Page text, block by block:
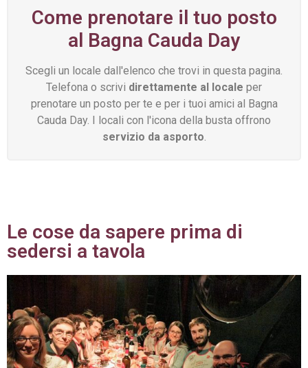
Come prenotare il tuo posto
al Bagna Cauda Day
Scegli un locale dall'elenco che trovi in questa pagina.
Telefona o scrivi direttamente al locale per
prenotare un posto per te e per i tuoi amici al Bagna
Cauda Day. I locali con l'icona della busta offrono
servizio da asporto
Le cose da sapere prima di
sedersi a tavola